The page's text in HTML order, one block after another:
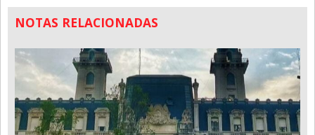
NOTAS RELACIONADAS